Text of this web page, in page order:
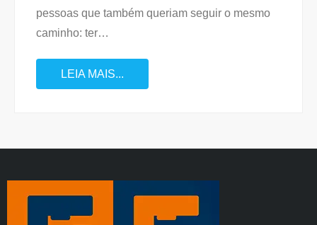
pessoas que também queriam seguir o mesmo
caminho: ter…
LEIA MAIS...